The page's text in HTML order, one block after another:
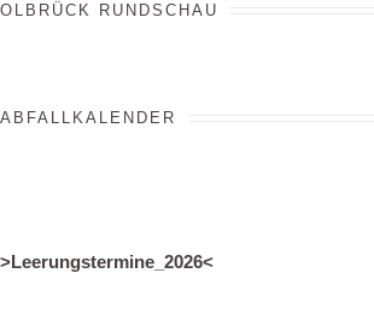
OLBRÜCK RUNDSCHAU
ABFALLKALENDER
>Leerungstermine_2026<